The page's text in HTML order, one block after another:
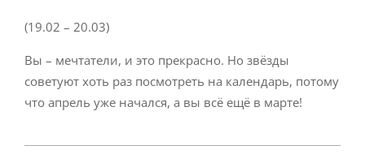
(19.02 – 20.03)
Вы – мечтатели, и это прекрасно. Но звёзды
советуют хоть раз посмотреть на календарь, потому
что апрель уже начался, а вы всё ещё в марте!